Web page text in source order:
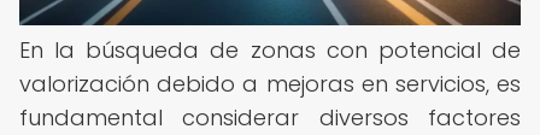
En la búsqueda de zonas con potencial de
valorización debido a mejoras en servicios, es
fundamental considerar diversos factores